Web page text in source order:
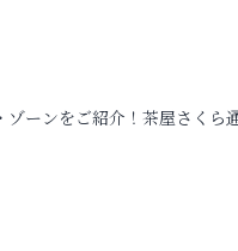
ーンをご紹介！茶屋さくら